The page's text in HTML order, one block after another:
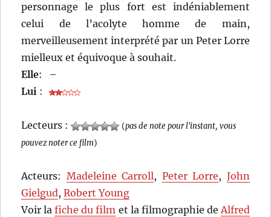
personnage le plus fort est indéniablement
celui de l’acolyte homme de main,
merveilleusement interprété par un Peter Lorre
mielleux et équivoque à souhait.
Elle:
–
Lui :
Lecteurs : (pas de note pour l'instant, vous
pouvez noter ce film)
Acteurs: Madeleine Carroll, Peter Lorre, John
Gielgud,Robert Young
Voir lafiche du film et la filmographie deAlfred